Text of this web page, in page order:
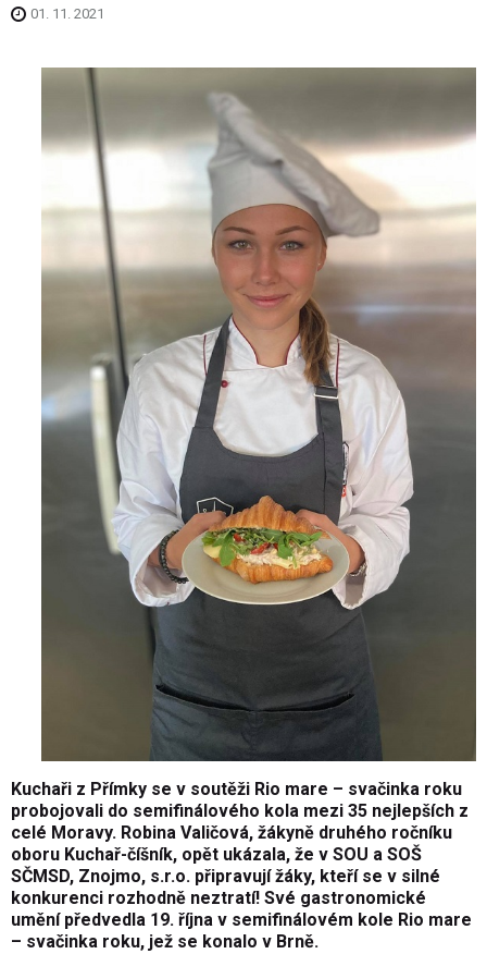
01. 11. 2021
Kuchaři z Přímky se v soutěži Rio mare – svačinka roku
probojovali do semifinálového kola mezi 35 nejlepších z
celé Moravy. Robina Valičová, žákyně druhého ročníku
oboru Kuchař-číšník, opět ukázala, že v SOU a SOŠ
SČMSD, Znojmo, s.r.o. připravují žáky, kteří se v silné
konkurenci rozhodně neztratí! Své gastronomické
umění předvedla 19. října v semifinálovém kole Rio mare
– svačinka roku, jež se konalo v Brně.